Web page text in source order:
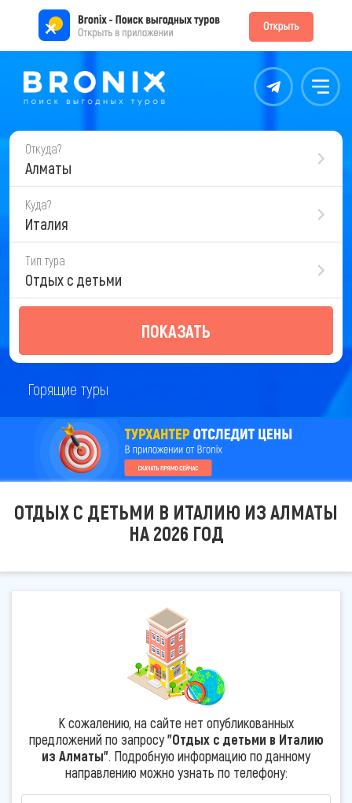
Контакты Меню
Откуда?
Алматы
Куда?
Италия
Тип тура
Отдых с детьми
ПОКАЗАТЬ
Горящие туры
ОТДЫХ С ДЕТЬМИ В ИТАЛИЮ ИЗ АЛМАТЫ
НА 2026 ГОД
К сожалению, на сайте нет опубликованных
предложений по запросу"Отдых с детьми в Италию
из Алматы". Подробную информацию по данному
направлению можно узнать по телефону: